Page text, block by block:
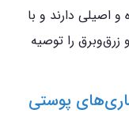
و اصیلی دارند و با
را توصیه